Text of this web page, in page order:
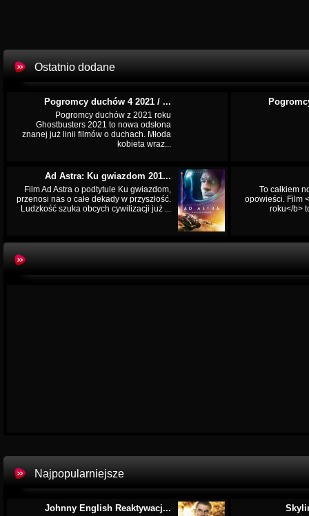
Ostatnio dodane
Pogromcy duchów 4 2021 / ...
Pogromcy duchów z 2021 roku
Ghostbusters 2021 to nowa odsłona
znanej już linii filmów o duchach. Młoda
kobieta wraz...
Ad Astra: Ku gwiazdom 201...
Film Ad Astra o podtytule Ku gwiazdom,
przenosi nas o całe dekady w przyszłość.
Ludzkość szuka obcych cywilizacji już ...
To całkiem
opowieści. Film
roku</b>
Najpopularniejsze
Johnny English Reaktywacj...